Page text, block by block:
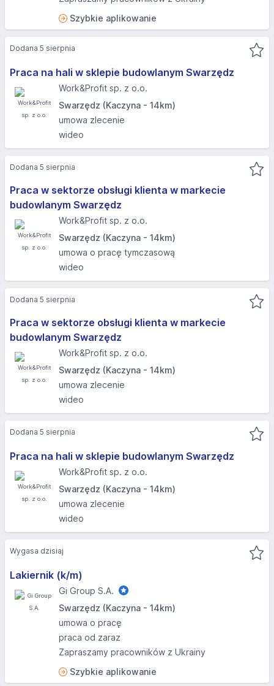
Szybkie aplikowanie
Praca na hali w sklepie budowlanym Swarzędz
Work&Profit sp. z o.o.
Swarzędz (Kaczyna - 14km)
umowa zlecenie
wideo
Dodana 5 sierpnia
Praca w sektorze obsługi klienta w markecie
budowlanym Swarzędz
Work&Profit sp. z o.o.
Swarzędz (Kaczyna - 14km)
umowa o pracę tymczasową
wideo
Dodana 5 sierpnia
Praca w sektorze obsługi klienta w markecie
budowlanym Swarzędz
Work&Profit sp. z o.o.
Swarzędz (Kaczyna - 14km)
umowa zlecenie
wideo
Dodana 5 sierpnia
Praca na hali w sklepie budowlanym Swarzędz
Work&Profit sp. z o.o.
Swarzędz (Kaczyna - 14km)
umowa zlecenie
wideo
Dodana 5 sierpnia
Lakiernik (k/m)
Gi Group S.A.
Swarzędz (Kaczyna - 14km)
umowa o pracę
praca od zaraz
Zapraszamy pracowników z Ukrainy
Szybkie aplikowanie
Wygasa dzisiaj